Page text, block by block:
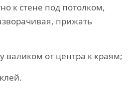
к стене под потолком,
прижать
валиком от центра к краям;